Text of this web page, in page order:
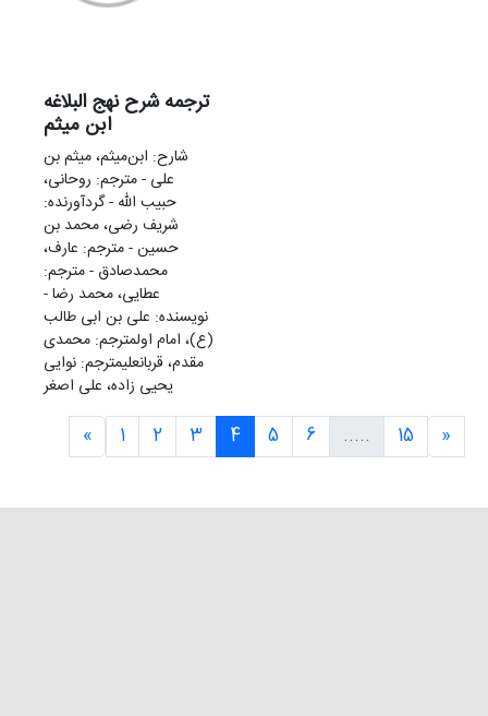
ترجمه شرح نهج البلاغه
ابن میثم
شارح: ابن‌میثم، میثم بن
علی - مترجم: روحانی،
حبیب الله - گردآورنده:
شریف رضی، محمد بن
حسین - مترجم: عارف،
محمدصادق - مترجم:
عطایی، محمد رضا -
نویسنده: علی بن ابی طالب
(ع)، امام اولمترجم: محمدی
مقدم، قربانعلیمترجم: نوایی
یحیی زاده، علی اصغر
« 1 2 3 4 5 6 ..... 15 »